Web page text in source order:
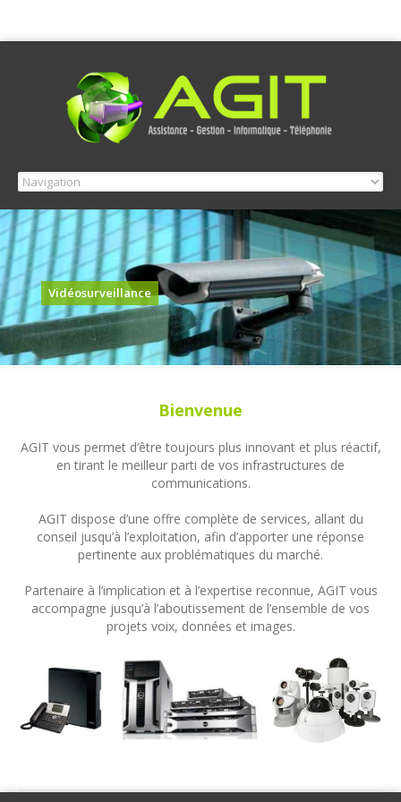
Vidéosurveillance
Bienvenue
AGIT vous permet d’être toujours plus innovant et plus réactif,
en tirant le meilleur parti de vos infrastructures de
communications.
AGIT dispose d’une offre complète de services, allant du
conseil jusqu’à l’exploitation, afin d’apporter une réponse
pertinente aux problématiques du marché.
Partenaire à l’implication et à l’expertise reconnue, AGIT vous
accompagne jusqu’à l’aboutissement de l’ensemble de vos
projets voix, données et images.